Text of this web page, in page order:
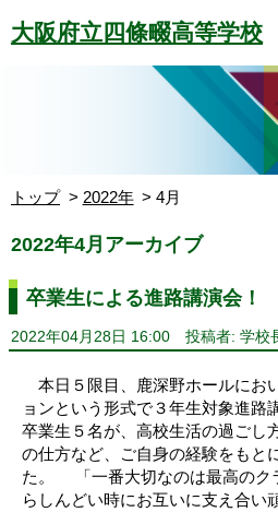
大阪府立四條畷高等学校
トップ 2022年 4月
2022年4月アーカイブ
卒業生による進路講演会！
2022年04月28日 16:00 投稿者: 学校
本日５限目、鹿深野ホールにお
ョンという形式で３年生対象進路
卒業生５名が、高校生活の過ごし
の仕方など、ご自身の経験をもと
た。 「一番大切なのは最高のク
らしんどい時にお互いに支え合い